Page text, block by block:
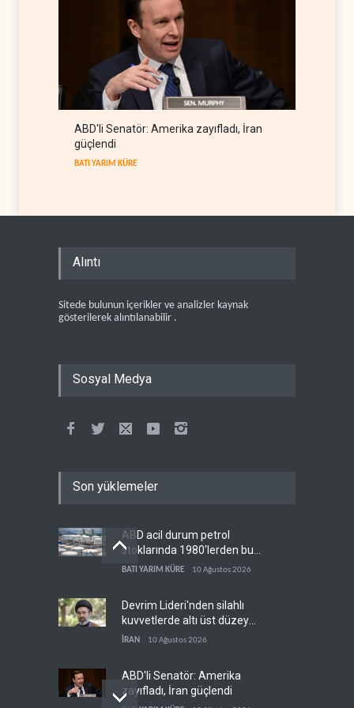
ABD'li Senatör: Amerika zayıfladı, İran
güçlendi
BATI YARIM KÜRE
Alıntı
Sitede bulunun içerikler ve analizler kaynak
gösterilerek alıntılanabilir .
Sosyal Medya
Son yüklemeler
ABD acil durum petrol
stoklarında 1980'lerden bu
yana en düşük seviye
BATI YARIM KÜRE 10 Ağustos 2026
Devrim Lideri'nden silahlı
kuvvetlerde altı üst düzey
atama
İRAN 10 Ağustos 2026
ABD'li Senatör: Amerika
zayıfladı, İran güçlendi